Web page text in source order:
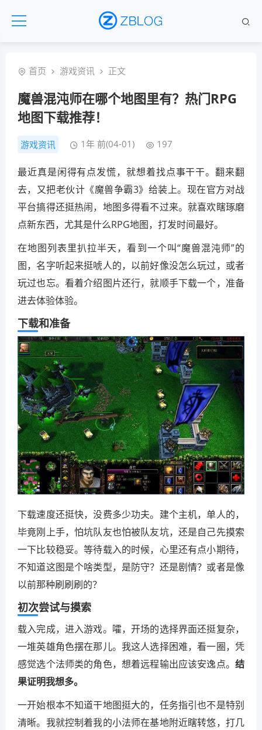
首页 游戏资讯 正文
魔兽混沌师在哪个地图里有？热门RPG
地图下载推荐！
游戏资讯 1年 前(04-01) 197
最近真是闲得有点发慌，就想着找点事干干。翻来翻
去，又把老伙计《魔兽争霸3》给装上。现在官方对战
平台搞得还挺热闹，地图多得看不过来。就喜欢瞎琢磨
点新东西，尤其是什么RPG地图，打发时间最好。
在地图列表里扒拉半天，看到一个叫“魔兽混沌师”的
图，名字听起来挺唬人的，以前好像没怎么玩过，或者
玩过也忘。看着介绍图片还行，就顺手下载一个，准备
进去体验体验。
下载和准备
下载速度还挺快，没费多少功夫。建个主机，单人的，
毕竟刚上手，怕坑队友也怕被队友坑，还是自己先摸索
一下比较稳妥。等待载入的时候，心里还有点小期待，
不知道这图是个啥类型，是防守？还是剧情？或者是像
以前那种刷刷刷的？
初次尝试与摸索
载入完成，进入游戏。嚯，开场的选择界面还挺复杂，
一堆英雄角色摆在那儿。我这人选择困难，看一圈，凭
感觉选个法师类的角色，想着远程输出应该安逸点。 结
果证明我想多。
一开始根本不知道干地图挺大的，任务指引也不是特别
清晰。我就控制着我的小法师在基地附近瞎转悠，打几